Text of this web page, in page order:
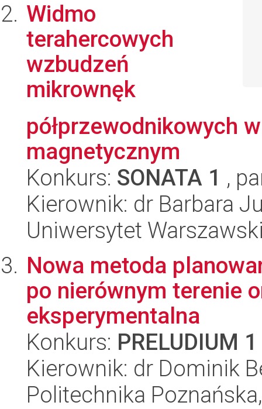
Widmo
terahercowych
wzbudzeń
mikrownęk
półprzewodnikowych
magnetycznym
Konkurs: SONATA 1 ,
Kierownik: dr Barbara
Uniwersytet
Nowa metoda
po nierównym terenie
eksperymentalna
Konkurs: PRELUDIUM 1
Kierownik: dr Dominik
Politechnika